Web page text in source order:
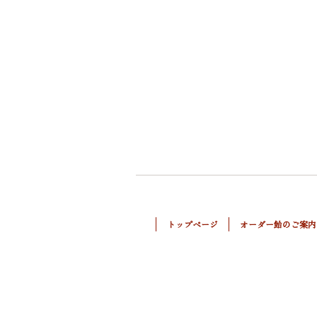
トップページ オーダー飴のご案内